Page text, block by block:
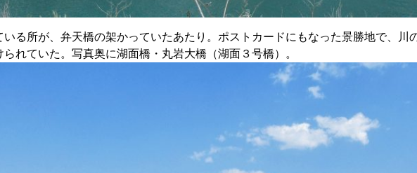
る所が、弁天橋の架かっていたあたり。ポストカードにもなった景勝地で、川
れていた。写真奥に湖面橋・丸岩大橋（湖面３号橋）。